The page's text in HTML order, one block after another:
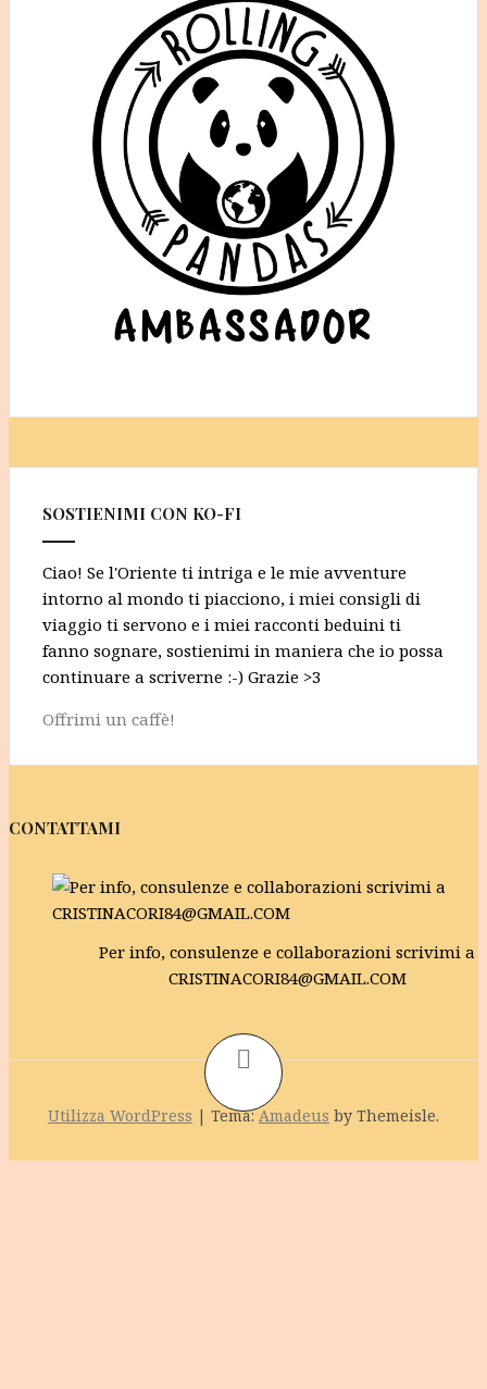
SOSTIENIMI CON KO-FI
Ciao! Se l'Oriente ti intriga e le mie avventure
intorno al mondo ti piacciono, i miei consigli di
viaggio ti servono e i miei racconti beduini ti
fanno sognare, sostienimi in maniera che io possa
continuare a scriverne :-) Grazie >3
Offrimi un caffè!
CONTATTAMI
Per info, consulenze e collaborazioni scrivimi a
CRISTINACORI84@GMAIL.COM
Utilizza WordPress | Tema:Amadeus by Themeisle.